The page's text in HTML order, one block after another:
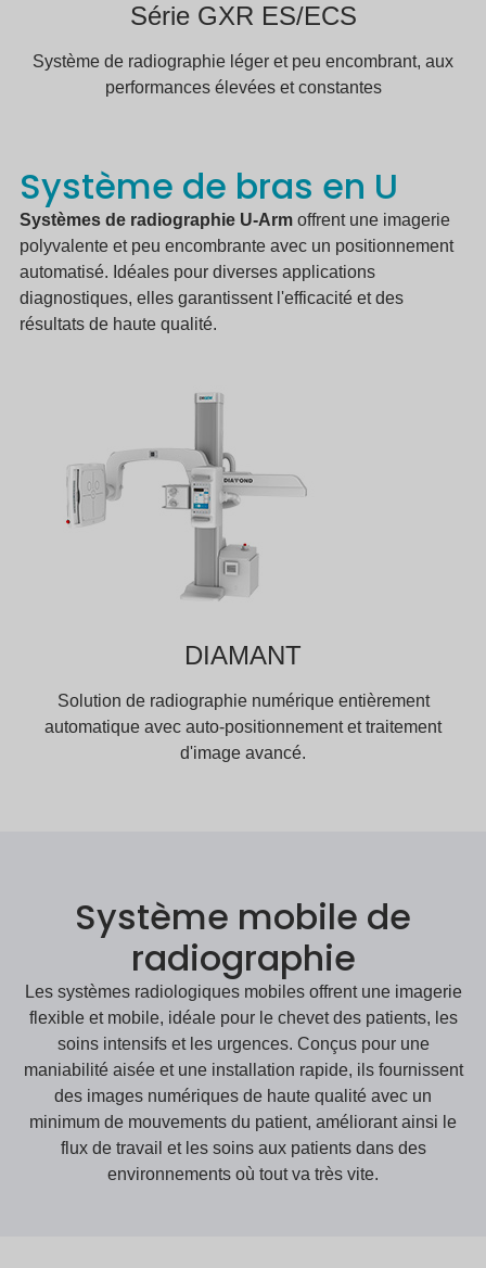
Série GXR ES/ECS
Système de radiographie léger et peu encombrant, aux
performances élevées et constantes
Système de bras en U
Systèmes de radiographie U-Arm offrent une imagerie
polyvalente et peu encombrante avec un positionnement
automatisé. Idéales pour diverses applications
diagnostiques, elles garantissent l'efficacité et des
résultats de haute qualité.
DIAMANT
Solution de radiographie numérique entièrement
automatique avec auto-positionnement et traitement
d'image avancé.
Système mobile de
radiographie
Les systèmes radiologiques mobiles offrent une imagerie
flexible et mobile, idéale pour le chevet des patients, les
soins intensifs et les urgences. Conçus pour une
maniabilité aisée et une installation rapide, ils fournissent
des images numériques de haute qualité avec un
minimum de mouvements du patient, améliorant ainsi le
flux de travail et les soins aux patients dans des
environnements où tout va très vite.